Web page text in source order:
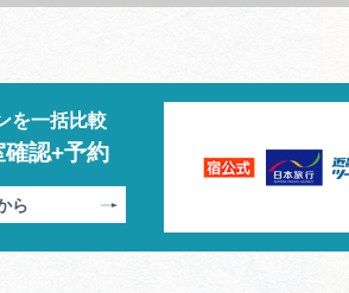
を一括比較
認+予約
ら